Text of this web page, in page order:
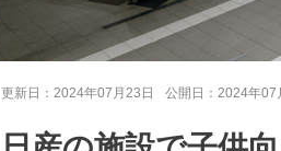
更新日： 2024年07月23日 公開日： 2024年07